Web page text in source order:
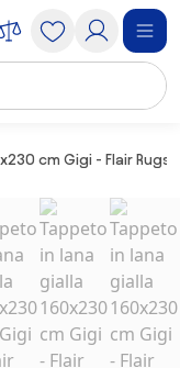
cm Gigi - Flair Rugs